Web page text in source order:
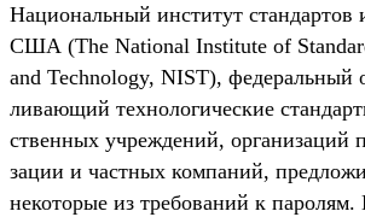
На­циональ­ный инсти­тут стан­дартов
США (The National Institute of
and Technology, NIST), федераль­ный
лива­ющий тех­нологи­чес­кие
ствен­ных учрежде­ний, орга­низа­ций
зации и час­тных ком­паний,
некото­рые из тре­бова­ний к паролям.